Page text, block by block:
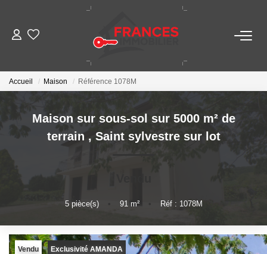
GESTION LOCATIVE
NOTRE AGENCE
CONTACT
Accueil Maison Référence 1078M
Maison sur sous-sol sur 5000 m² de
terrain , Saint sylvestre sur lot
5pièce(s) 91 m² Réf : 1078M
Vendu Exclusivité AMANDA